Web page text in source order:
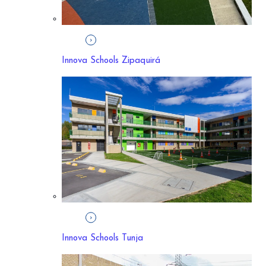
Innova Schools Zipaquirá
Innova Schools Tunja
Lorem ipsum dolor sit amet...
¡INSCRIBETE!